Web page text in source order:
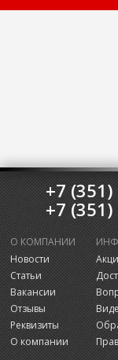
+7
+7
О КОМПАНИИ
Новости
Статьи
Вакансии
Отзывы
Реквизиты
О компании